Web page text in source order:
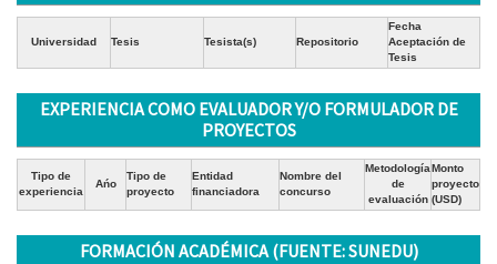
Universidad Tesis Tesista(s) Repositorio
Fecha
Aceptación de
Tesis
EXPERIENCIA COMO EVALUADOR Y/O FORMULADOR DE
PROYECTOS
Tipo de
experiencia
Ańo
Tipo de
proyecto
Entidad
financiadora
Nombre del
concurso
Metodología
de
evaluación
Monto
proyecto
(USD)
FORMACIÓN ACADÉMICA (FUENTE: SUNEDU)